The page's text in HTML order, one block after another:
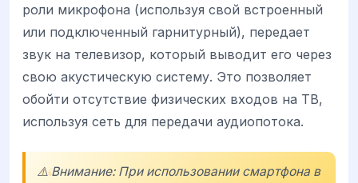
роли микрофона (используя свой встроенный
или подключенный гарнитурный), передает
звук на телевизор, который выводит его через
свою акустическую систему. Это позволяет
обойти отсутствие физических входов на ТВ,
используя сеть для передачи аудиопотока.
⚠️ Внимание: При использовании смартфона в